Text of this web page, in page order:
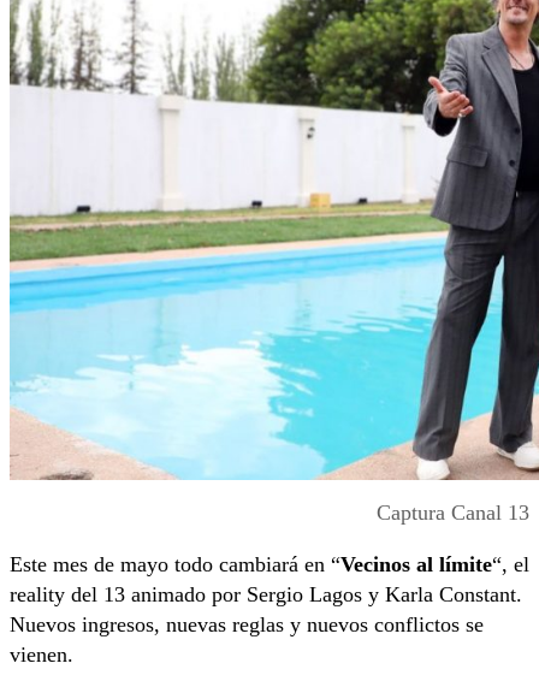
Captura Canal 13
Este mes de mayo todo cambiará en “Vecinos al límite“, el
reality del 13 animado por Sergio Lagos y Karla Constant.
Nuevos ingresos, nuevas reglas y nuevos conflictos se
vienen.